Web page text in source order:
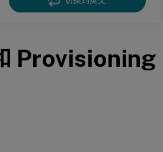
Provisioning